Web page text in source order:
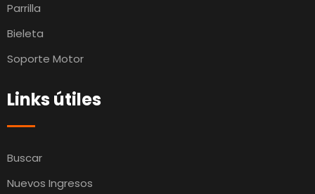
Parrilla
Bieleta
Soporte Motor
Links útiles
Buscar
Nuevos Ingresos